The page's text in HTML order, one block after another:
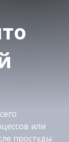
или
простуды